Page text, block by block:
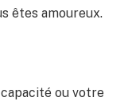
êtes amoureux.
ou votre